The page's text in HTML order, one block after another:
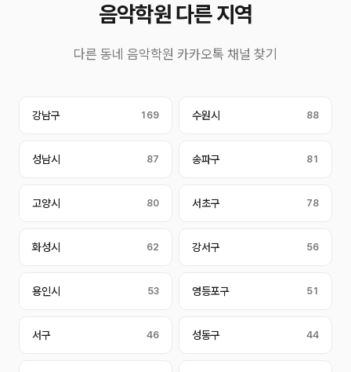
음악학원 다른 지역
다른 동네 음악학원 카카오톡 채널 찾기
강남구 169 수원시 88
성남시 87 송파구 81
고양시 80 서초구 78
화성시 62 강서구 56
용인시 53 영등포구 51
서구 46 성동구 44